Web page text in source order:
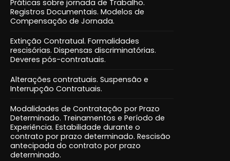
Práticas sobre jornada de Trabalho.
Registros Documentais. Modelos de
Compensação de Jornada.
Extinção Contratual. Formalidades
rescisórias. Dispensas discriminatórias.
Deveres pós-contratuais.
Alterações contratuais. Suspensão e
Interrupção Contratuais.
Modalidades de Contratação por Prazo
Determinado. Treinamentos e Período de
Experiência. Estabilidade durante o
contrato por prazo determinado. Rescisão
antecipada do contrato por prazo
determinado.